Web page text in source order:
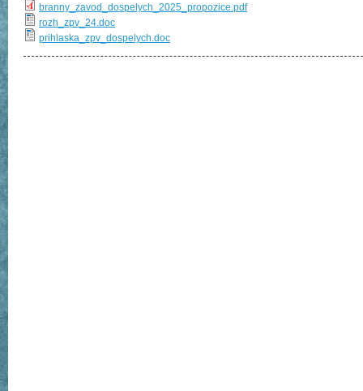
branny_zavod_dospelych_2025_propozice.pdf
rozh_zpv_24.doc
prihlaska_zpv_dospelych.doc